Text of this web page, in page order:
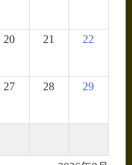
20 21 22
27 28 29